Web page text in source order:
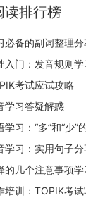
读排行榜
必备的副词整理分
入门：发音规则学
考试应试攻略
学习答疑解惑
学习：“多”和“少”
学习：实用句子分
的几个注意事项学
训：TOPIK考试写